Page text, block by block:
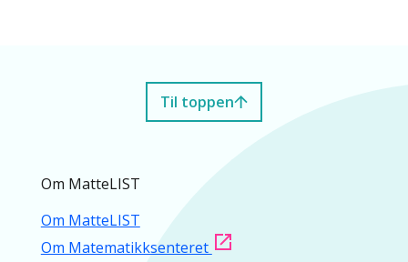
Til toppen
Om MatteLIST
Om MatteLIST
Om Matematikksenteret